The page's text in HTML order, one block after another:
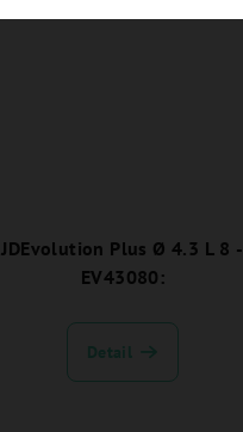
JDEvolution Plus Ø 4.3 L 8 -
EV43080:
Detail